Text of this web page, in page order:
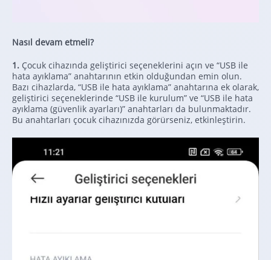
Nasıl devam etmeli?
1. Çocuk cihazında geliştirici seçeneklerini açın ve “USB ile
hata ayıklama” anahtarının etkin olduğundan emin olun.
Bazı cihazlarda, “USB ile hata ayıklama” anahtarına ek olarak,
geliştirici seçeneklerinde “USB ile kurulum” ve “USB ile hata
ayıklama (güvenlik ayarları)” anahtarları da bulunmaktadır.
Bu anahtarları çocuk cihazınızda görürseniz, etkinleştirin.